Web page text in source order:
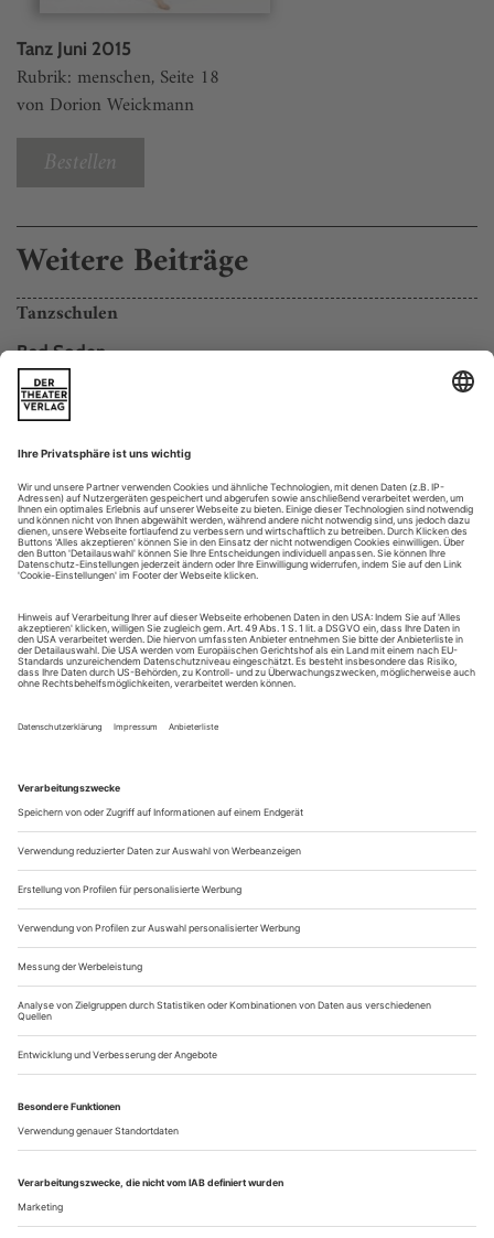
Tanz Juni 2015
Rubrik: menschen, Seite 18
von Dorion Weickmann
Bestellen
Weitere Beiträge
Tanzschulen
Bad Soden
Ballettschule Ulrike Niederreiter
Ballettschule Ulrike Niederreiter
Früherziehung. Ausbildung bis zur Akademiereife.
Ballettmärchen.
An der Trinkhalle 2B, D-65812 Bad Soden/Ts., Tel. +49-
6196-228 49 www.ballett-badsoden.de
Tanzwerkstatt
Stätte für Zeitgenössischen Tanz. Nürnberger Straße 108...
lang lang: the chopin dance project auf DVD.
sicherlich Fokines «Les Sylphides», auch wenn dafür die
zarten Klavierstücke von Alexander Glasunow robust
orchestriert wurden. John Neumeiers «Kameliendame» ist
ebenfalls eine große Chopiniana, das puristischste Chopin-
Ballett ist jedoch Jerome Robbins’ «Dances at a Gathering»
von 1969 – dem zur Musik des...
memoiren: suzanne perrottet
suzanne perrottet
Die 13 war ihre Glückszahl: Geboren am 13. September
1889, fand ihre Taufe an einem Freitag, den 13., statt, die
Festgesellschaft samt Täufling zählte – 13 Köpfe. Gute Omen,
denn die Bilanz dessen, was sich in den folgenden fast
hundert Jahren ereignete, lautete: «Mein Leben war sehr
schön und interessant, manchmal zwar auch schwer, aber
sehr bewegt.» Stimmt!...